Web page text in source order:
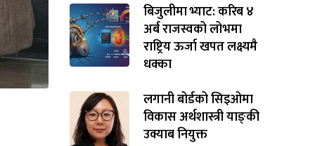
बिजुलीमा भ्याट: करिब ४
अर्ब राजस्वको लोभमा
राष्ट्रिय ऊर्जा खपत लक्ष्यमै
धक्का
लगानी बोर्डको सिइओमा
विकास अर्थशास्त्री याङ्‌की
उक्याब नियुक्त